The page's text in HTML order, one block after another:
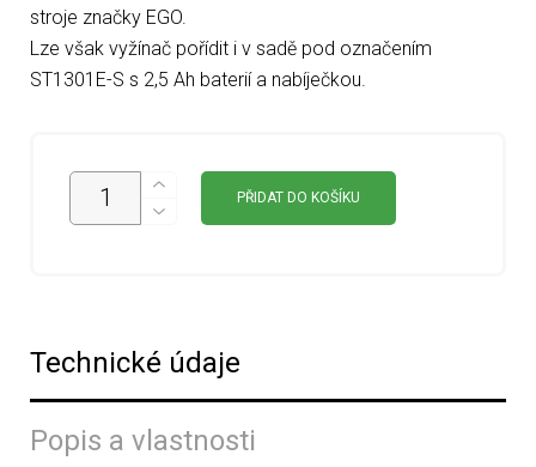
stroje značky EGO.
Lze však vyžínač pořídit i v sadě pod označením
ST1301E-S s 2,5 Ah baterií a nabíječkou.
PŘIDAT DO KOŠÍKU
Technické údaje
Popis a vlastnosti